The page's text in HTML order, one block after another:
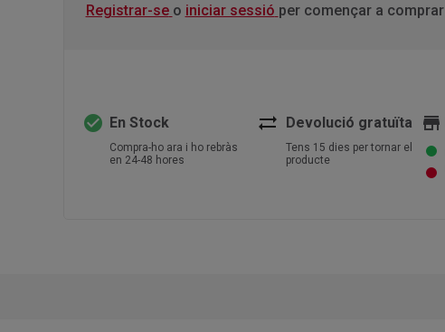
Registrar-se o iniciar sessió per començar a comprar
check_circle En Stock
Compra-ho ara i ho rebràs
en 24-48 hores
sync_alt Devolució gratuïta
Tens 15 dies per tornar el
producte
store